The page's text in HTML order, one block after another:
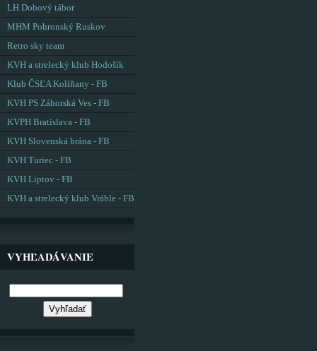
LH Dobový tábor
MHM Pohronský Ruskov
Retro sky team
KVH a strelecký klub Hodošík
Klub ČSĽA Kolíňany - FB
KVH PS Záhorská Ves - FB
KVPH Bratislava - FB
KVH Slovenská brána - FB
KVH Turiec - FB
KVH Liptov - FB
KVH a strelecký klub Vráble - FB
VYHĽADÁVANIE